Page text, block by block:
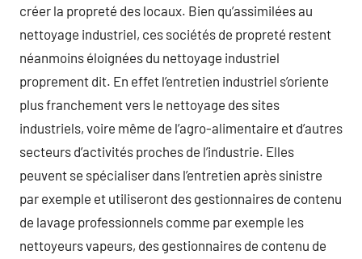
créer la propreté des locaux. Bien qu’assimilées au
nettoyage industriel, ces sociétés de propreté restent
néanmoins éloignées du nettoyage industriel
proprement dit. En effet l’entretien industriel s’oriente
plus franchement vers le nettoyage des sites
industriels, voire même de l’agro-alimentaire et d’autres
secteurs d’activités proches de l’industrie. Elles
peuvent se spécialiser dans l’entretien après sinistre
par exemple et utiliseront des gestionnaires de contenu
de lavage professionnels comme par exemple les
nettoyeurs vapeurs, des gestionnaires de contenu de